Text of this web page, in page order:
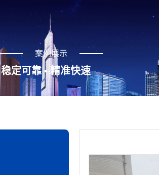
--> 案例展示
稳定可靠 • 精准快速